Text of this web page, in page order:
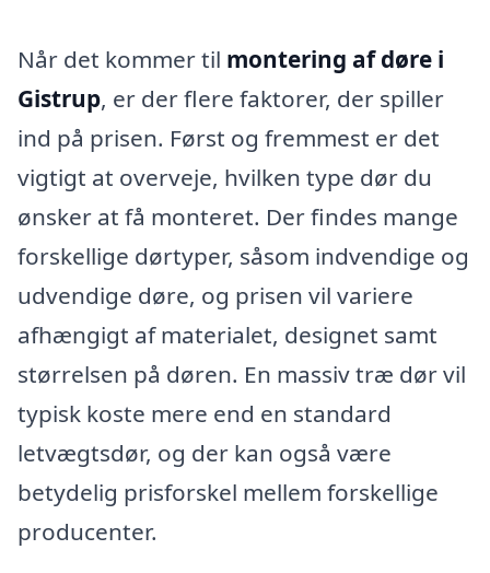
Når det kommer til montering af døre i
Gistrup, er der flere faktorer, der spiller
ind på prisen. Først og fremmest er det
vigtigt at overveje, hvilken type dør du
ønsker at få monteret. Der findes mange
forskellige dørtyper, såsom indvendige og
udvendige døre, og prisen vil variere
afhængigt af materialet, designet samt
størrelsen på døren. En massiv træ dør vil
typisk koste mere end en standard
letvægtsdør, og der kan også være
betydelig prisforskel mellem forskellige
producenter.